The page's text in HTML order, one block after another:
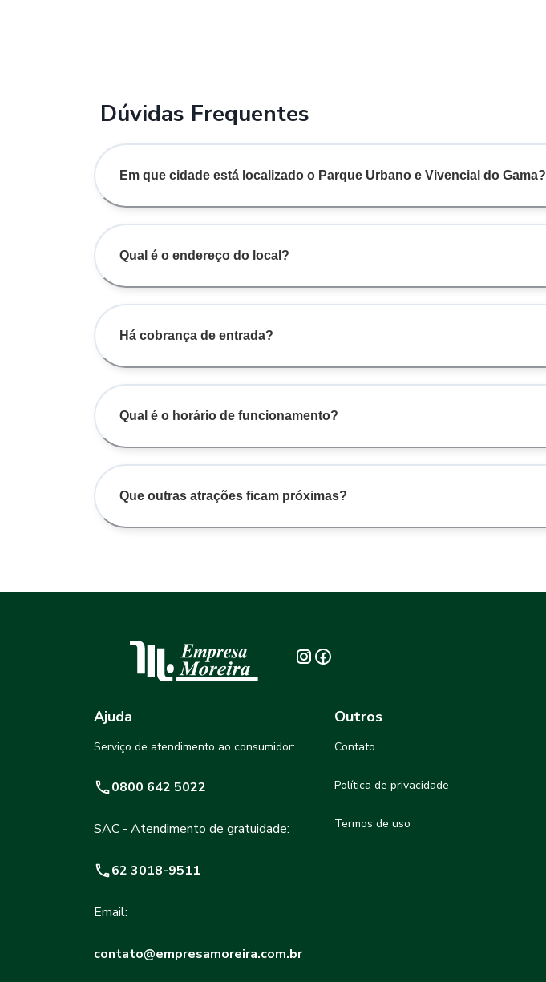
Dúvidas Frequentes
Em que cidade está localizado o Parque Urbano e Vivencial do Gama?
Qual é o endereço do local?
Há cobrança de entrada?
Qual é o horário de funcionamento?
Que outras atrações ficam próximas?
Ajuda
Serviço de atendimento ao consumidor:
0800 642 5022
SAC - Atendimento de gratuidade:
62 3018-9511
Email:
contato@empresamoreira.com.br
Outros
Contato
Política de privacidade
Termos de uso